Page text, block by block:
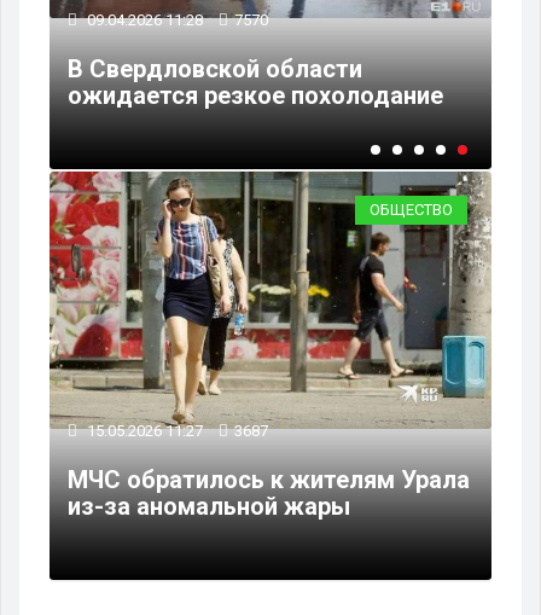
09.04.2026 11:28 7570
В Свердловской области
ожидается резкое похолодание
ОБЩЕСТВО
15.05.2026 11:27 3687
МЧС обратилось к жителям Урала
из-за аномальной жары